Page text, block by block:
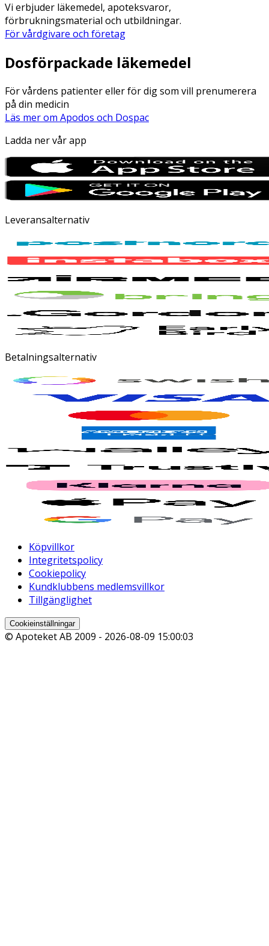
Vi erbjuder läkemedel, apoteksvaror,
förbrukningsmaterial och utbildningar.
För vårdgivare och företag
Dosförpackade läkemedel
För vårdens patienter eller för dig som vill prenumerera
på din medicin
Läs mer om Apodos och Dospac
Ladda ner vår app
Leveransalternativ
Betalningsalternativ
Köpvillkor
Integritetspolicy
Cookiepolicy
Kundklubbens medlemsvillkor
Tillgänglighet
Cookieinställningar
© Apoteket AB 2009 - 2026-08-09 15:00:03